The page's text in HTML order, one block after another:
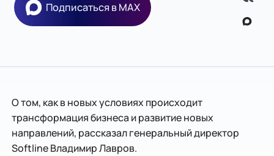
Подписаться в MAX
О том, как в новых условиях происходит
трансформация бизнеса и развитие новых
направлений, рассказал генеральный директор
Softline Владимир Лавров.